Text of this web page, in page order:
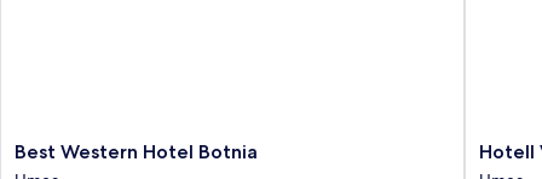
Best
Western
Best Western Hotel Botnia
Hotell
Vilja
Hotell